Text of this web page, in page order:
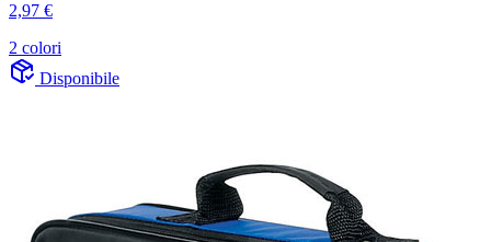
2,97 €
2 colori
Disponibile